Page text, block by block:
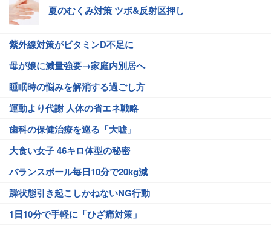
夏のむくみ対策 ツボ&反射区押し
紫外線対策がビタミンD不足に
母が娘に減量強要→家庭内別居へ
睡眠時の悩みを解消する過ごし方
運動より代謝 人体の省エネ戦略
歯科の保健治療を巡る「大嘘」
大食い女子 46キロ体型の秘密
バランスボール毎日10分で20kg減
躁状態引き起こしかねないNG行動
1日10分で手軽に「ひざ痛対策」